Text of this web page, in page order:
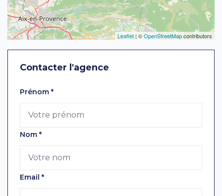
Leaflet | ©OpenStreetMapcontributors
Contacter l'agence
Laissez ce champ vide
Prénom *
Nom *
Email *